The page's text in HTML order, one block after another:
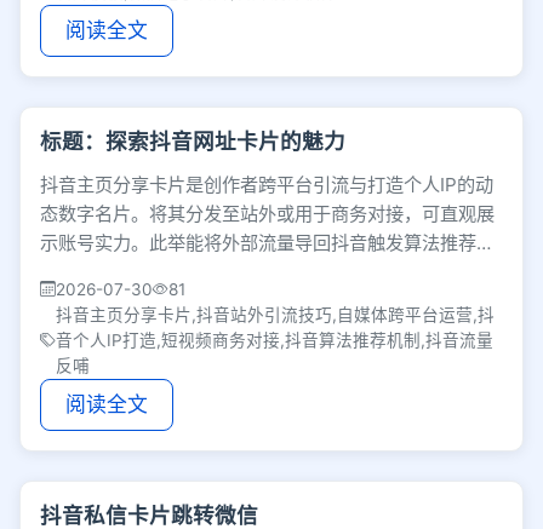
阅读全文
标题：探索抖音网址卡片的魅力
抖音主页分享卡片是创作者跨平台引流与打造个人IP的动
态数字名片。将其分发至站外或用于商务对接，可直观展
示账号实力。此举能将外部流量导回抖音触发算法推荐，
2026-07-30
81
抖音主页分享卡片,抖音站外引流技巧,自媒体跨平台运营,抖
音个人IP打造,短视频商务对接,抖音算法推荐机制,抖音流量
反哺
阅读全文
抖音私信卡片跳转微信